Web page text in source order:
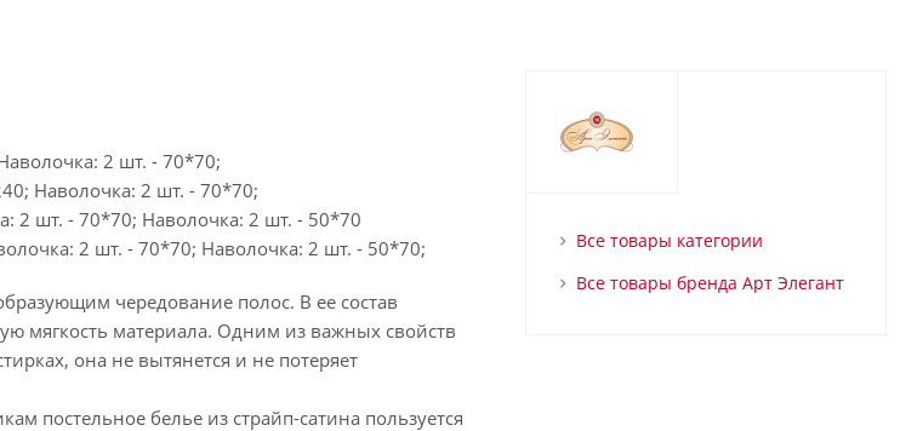
2 шт. - 70*70;
Наволочка: 2 шт. - 70*70;
2 шт. - 70*70; Наволочка: 2 шт. - 50*70
2 шт. - 70*70; Наволочка: 2 шт. - 50*70;
чередование полос. В ее состав
мягкость материала. Одним из важных свойств
она не вытянется и не потеряет
постельное белье из страйп-сатина пользуется
Все товары категории
Все товары бренда Арт Элегант